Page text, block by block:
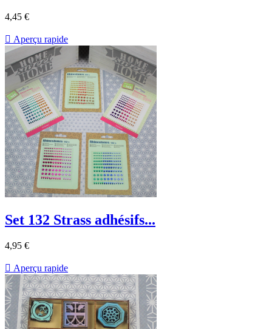
4,45 €
 Aperçu rapide
Set 132 Strass adhésifs...
4,95 €
 Aperçu rapide